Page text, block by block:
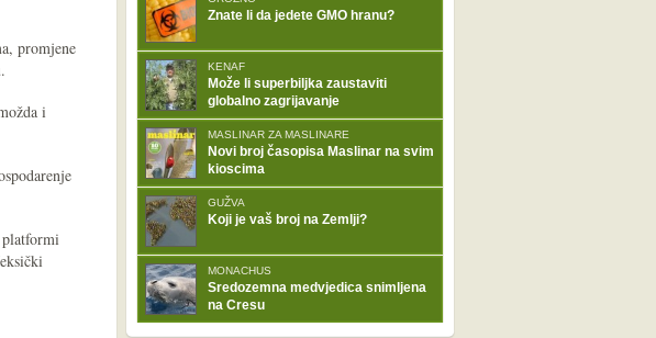
promjene
i
platformi
Znate li da jedete GMO hranu?
KENAF
Može li superbiljka zaustaviti
globalno zagrijavanje
MASLINAR ZA MASLINARE
Novi broj časopisa Maslinar na svim
kioscima
GUŽVA
Koji je vaš broj na Zemlji?
MONACHUS
Sredozemna medvjedica snimljena
na Cresu